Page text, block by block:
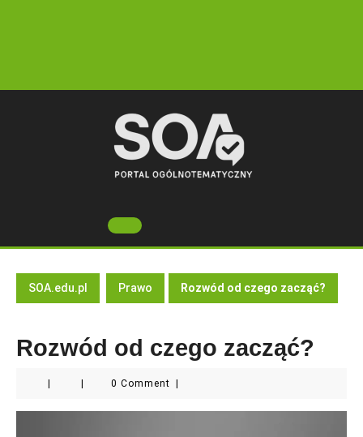
Open
Button
SOA.edu.pl Prawo Rozwód od czego zacząć?
Rozwód od czego zacząć?
0 Comment